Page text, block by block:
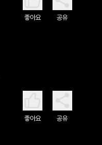
좋아요 공유
좋아요 공유